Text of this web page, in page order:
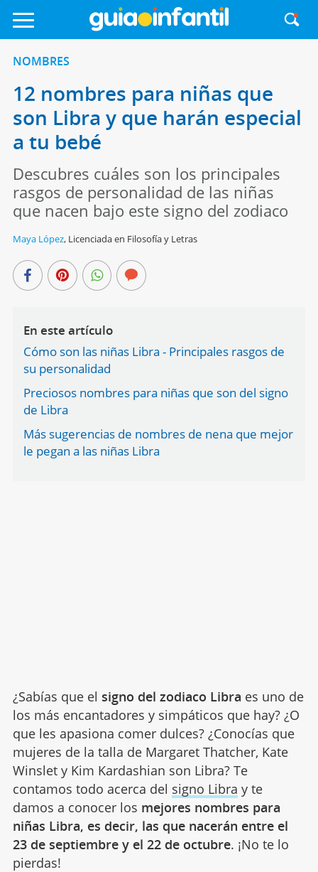
NOMBRES
12 nombres para niñas que
son Libra y que harán especial
a tu bebé
Descubres cuáles son los principales
rasgos de personalidad de las niñas
que nacen bajo este signo del zodiaco
Maya López, Licenciada en Filosofía y Letras
En este artículo
Cómo son las niñas Libra - Principales rasgos de
su personalidad
Preciosos nombres para niñas que son del signo
de Libra
Más sugerencias de nombres de nena que mejor
le pegan a las niñas Libra
¿Sabías que el signo del zodiaco Libra es uno de
los más encantadores y simpáticos que hay? ¿O
que les apasiona comer dulces? ¿Conocías que
mujeres de la talla de Margaret Thatcher, Kate
Winslet y Kim Kardashian son Libra? Te
contamos todo acerca del signo Libra y te
damos a conocer los mejores nombres para
niñas Libra, es decir, las que nacerán entre el
23 de septiembre y el 22 de octubre. ¡No te lo
pierdas!